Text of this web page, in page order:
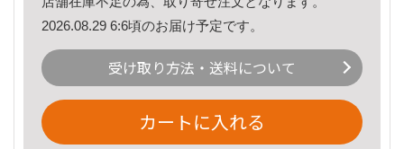
2026.08.29 6:6頃のお届け予定です。
受け取り方法・送料について
カートに入れる